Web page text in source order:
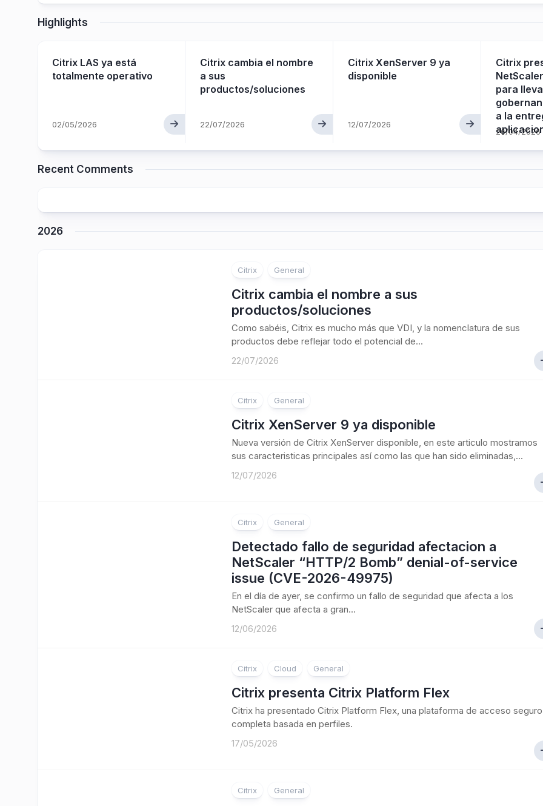
Highlights
Citrix LAS ya está
totalmente operativo
02/05/2026
Citrix cambia el nombre
a sus
productos/soluciones
22/07/2026
Citrix XenServer 9 ya
disponible
12/07/2026
Citrix
para
a la
26/04/2026
Recent Comments
2026
Citrix General
Citrix cambia el nombre a sus
productos/soluciones
Como sabéis, Citrix es mucho más que VDI, y la nomenclatura de sus
productos debe reflejar todo el potencial de...
22/07/2026
Citrix General
Citrix XenServer 9 ya disponible
Nueva versión de Citrix XenServer disponible, en este articulo mostramos
sus caracteristicas principales así como las que han sido eliminadas,...
12/07/2026
Citrix General
Detectado fallo de seguridad afectacion a
NetScaler “HTTP/2 Bomb” denial-of-service
issue (CVE-2026-49975)
En el día de ayer, se confirmo un fallo de seguridad que afecta a los
NetScaler que afecta a gran...
12/06/2026
Citrix Cloud General
Citrix presenta Citrix Platform Flex
Citrix ha presentado Citrix Platform Flex, una plataforma de acceso seguro
completa basada en perfiles.
17/05/2026
Citrix General